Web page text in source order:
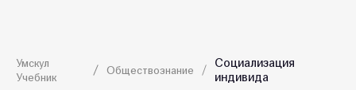
Умскул
Учебник
Обществознание
Социализация
индивида